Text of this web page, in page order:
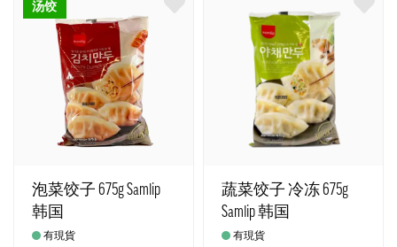
汤饺
泡菜饺子 675g Samlip
韩国
有現貨
蔬菜饺子 冷冻 675g
Samlip 韩国
有現貨